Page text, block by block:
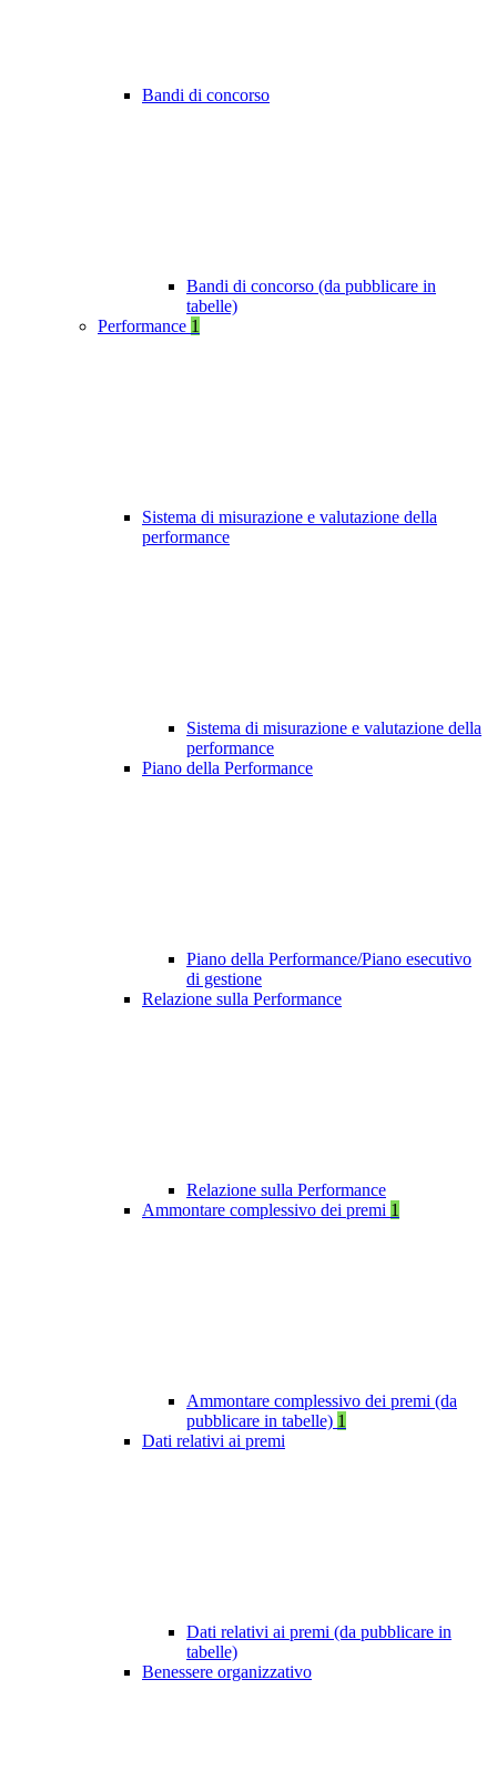
Bandi di concorso
Bandi di concorso (da pubblicare in
tabelle)
Performance 1
Sistema di misurazione e valutazione della
performance
Sistema di misurazione e valutazione della
performance
Piano della Performance
Piano della Performance/Piano esecutivo
di gestione
Relazione sulla Performance
Relazione sulla Performance
Ammontare complessivo dei premi 1
Ammontare complessivo dei premi (da
pubblicare in tabelle) 1
Dati relativi ai premi
Dati relativi ai premi (da pubblicare in
tabelle)
Benessere organizzativo